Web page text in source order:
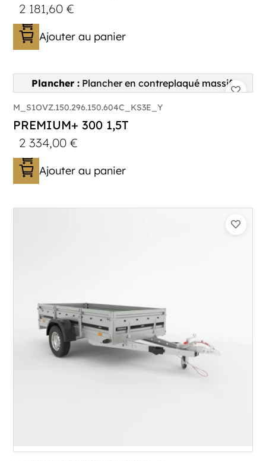
Catégorie : Bagagère
PTAC : 800-1300
Poids à vide (kg) :
Longueur utile (mm) :
Plancher :Plancher en contreplaqué massif
2 181,60€
Ajouter au panier
Catégorie :
PTAC :
Poids à vide (kg) :
Plancher : Plancher en contreplaqué massif
M_S1OVZ.150.296.150.604C_KS3E_Y
PREMIUM+ 300 1,5T
2 334,00€
Ajouter au panier